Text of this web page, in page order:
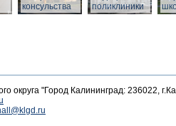
консульства
поликлиники
округа "Город Калининград: 236022,